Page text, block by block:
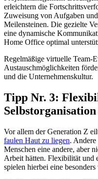
erleichtern die
Zuweisung von Aufgaben
Meilensteinen. Die gezielte
eine dynamische
Home Office optimal
Regelmäßige virtuelle Team-
Austauschmöglichkeiten
und die Unternehmenskultur.
Tipp Nr. 3:
Vor allem der Generation Z
faulen Haut zu liegen.
Menschen eine andere, aber
Arbeit hätten. Flexibilität und
spielen hierbei eine